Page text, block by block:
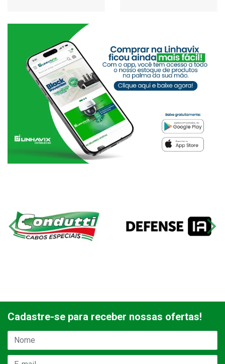
Cadastre-se para receber nossas ofertas!